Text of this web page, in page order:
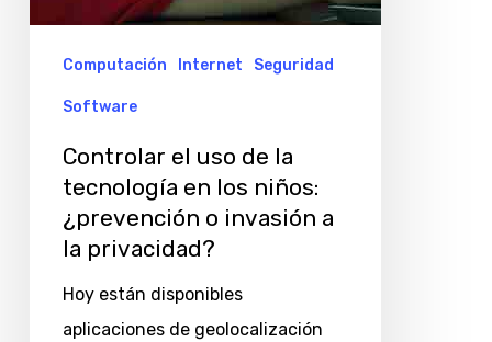
Computación Internet Seguridad
Software
Controlar el uso de la
tecnología en los niños:
¿prevención o invasión a
la privacidad?
Hoy están disponibles
aplicaciones de geolocalización